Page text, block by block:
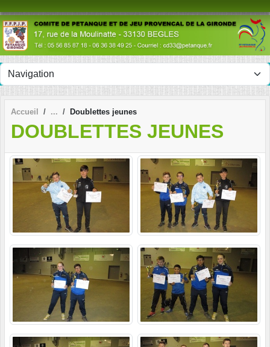
Accueil Doublettes jeunes
DOUBLETTES JEUNES